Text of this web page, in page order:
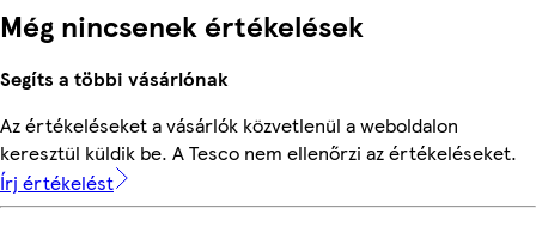
Még nincsenek értékelések
Segíts a többi vásárlónak
Az értékeléseket a vásárlók közvetlenül a weboldalon
keresztül küldik be. A Tesco nem ellenőrzi az értékeléseket.
Írj értékelést